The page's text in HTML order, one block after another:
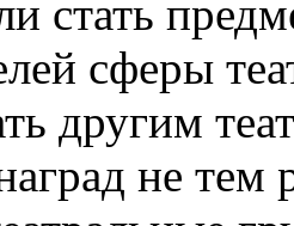
стать
сферы
другим
не тем